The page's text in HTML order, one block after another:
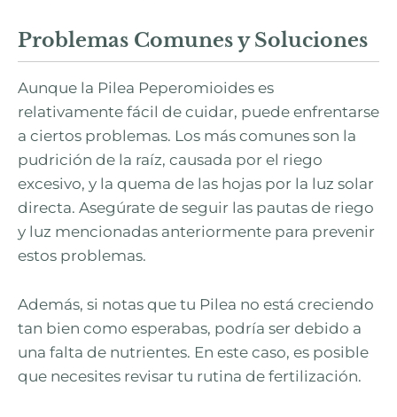
Problemas Comunes y Soluciones
Aunque la Pilea Peperomioides es
relativamente fácil de cuidar, puede enfrentarse
a ciertos problemas. Los más comunes son la
pudrición de la raíz, causada por el riego
excesivo, y la quema de las hojas por la luz solar
directa. Asegúrate de seguir las pautas de riego
y luz mencionadas anteriormente para prevenir
estos problemas.
Además, si notas que tu Pilea no está creciendo
tan bien como esperabas, podría ser debido a
una falta de nutrientes. En este caso, es posible
que necesites revisar tu rutina de fertilización.